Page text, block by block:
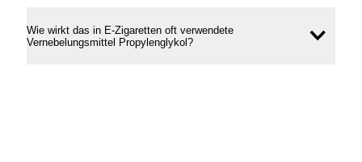
Wie wirkt das in E-Zigaretten oft verwendete
Vernebelungsmittel Propylenglykol?